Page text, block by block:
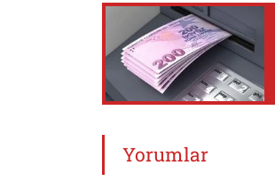
Yorumlar